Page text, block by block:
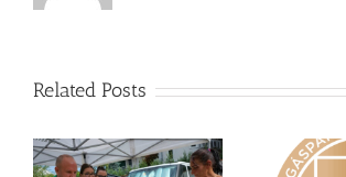
Related Posts